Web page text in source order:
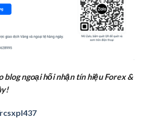
blog ngoại hối nhận tín hiệu Forex &